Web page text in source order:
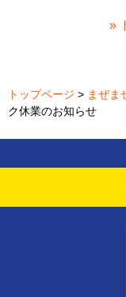
»
トップページ > まぜま
ク休業のお知らせ